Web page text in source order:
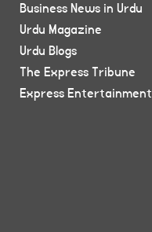
Business News in Urdu
Urdu Magazine
Urdu Blogs
The Express Tribune
Express Entertainment